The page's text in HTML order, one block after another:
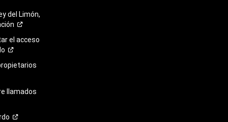
del Limón,
el acceso
llamados